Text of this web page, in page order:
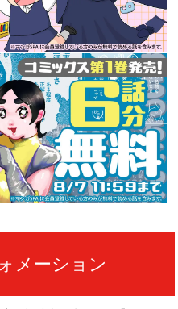
メーション